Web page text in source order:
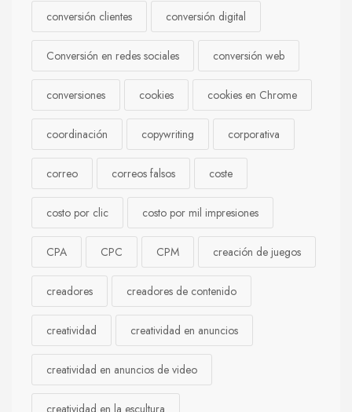
conversión clientes conversión digital
Conversión en redes sociales conversión web
conversiones cookies cookies en Chrome
coordinación copywriting corporativa
correo correos falsos coste
costo por clic costo por mil impresiones
CPA CPC CPM creación de juegos
creadores creadores de contenido
creatividad creatividad en anuncios
creatividad en anuncios de video
creatividad en la escultura